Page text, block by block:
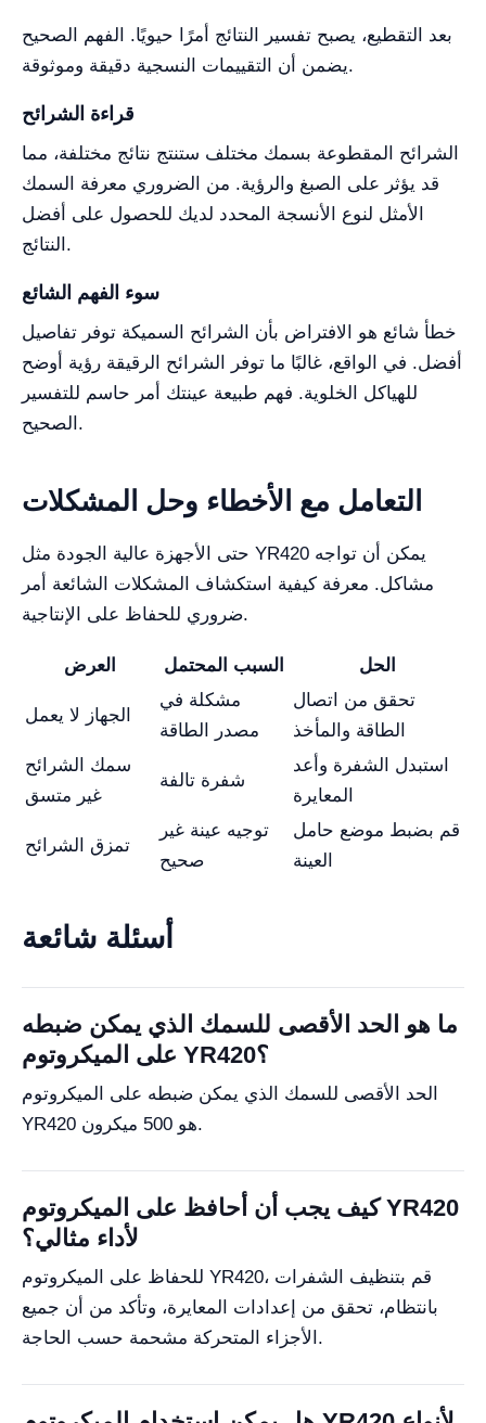
بعد التقطيع، يصبح تفسير النتائج أمرًا حيويًا. الفهم الصحيح
يضمن أن التقييمات النسجية دقيقة وموثوقة.
قراءة الشرائح
الشرائح المقطوعة بسمك مختلف ستنتج نتائج مختلفة، مما
قد يؤثر على الصبغ والرؤية. من الضروري معرفة السمك
الأمثل لنوع الأنسجة المحدد لديك للحصول على أفضل
النتائج.
سوء الفهم الشائع
خطأ شائع هو الافتراض بأن الشرائح السميكة توفر تفاصيل
أفضل. في الواقع، غالبًا ما توفر الشرائح الرقيقة رؤية أوضح
للهياكل الخلوية. فهم طبيعة عينتك أمر حاسم للتفسير
الصحيح.
التعامل مع الأخطاء وحل المشكلات
حتى الأجهزة عالية الجودة مثل YR420 يمكن أن تواجه
مشاكل. معرفة كيفية استكشاف المشكلات الشائعة أمر
ضروري للحفاظ على الإنتاجية.
العرض السبب المحتمل الحل
الجهاز لا يعمل
مشكلة في
مصدر الطاقة
تحقق من اتصال
الطاقة والمأخذ
سمك الشرائح
غير متسق
شفرة تالفة
استبدل الشفرة وأعد
المعايرة
تمزق الشرائح
توجيه عينة غير
صحيح
قم بضبط موضع حامل
العينة
أسئلة شائعة
ما هو الحد الأقصى للسمك الذي يمكن ضبطه
على الميكروتوم YR420؟
الحد الأقصى للسمك الذي يمكن ضبطه على الميكروتوم
YR420 هو 500 ميكرون.
كيف يجب أن أحافظ على الميكروتوم YR420
لأداء مثالي؟
للحفاظ على الميكروتوم YR420، قم بتنظيف الشفرات
بانتظام، تحقق من إعدادات المعايرة، وتأكد من أن جميع
الأجزاء المتحركة مشحمة حسب الحاجة.